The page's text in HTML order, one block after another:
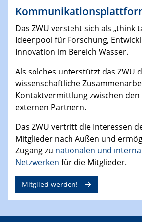
Das ZWU versteht sich als „think
Ideenpool für Forschung,
Innovation im Bereich Wasser.
Als solches unterstützt das ZWU
wissenschaftliche
Kontaktvermittlung zwischen
externen Partnern.
Das ZWU vertritt die Interessen
Mitglieder nach Außen und
Zugang zu nationalen und
Netzwerken für die Mitglieder.
Mitglied werden!